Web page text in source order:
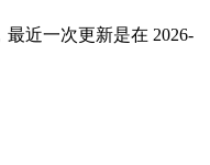
近一次更新是在 2026-